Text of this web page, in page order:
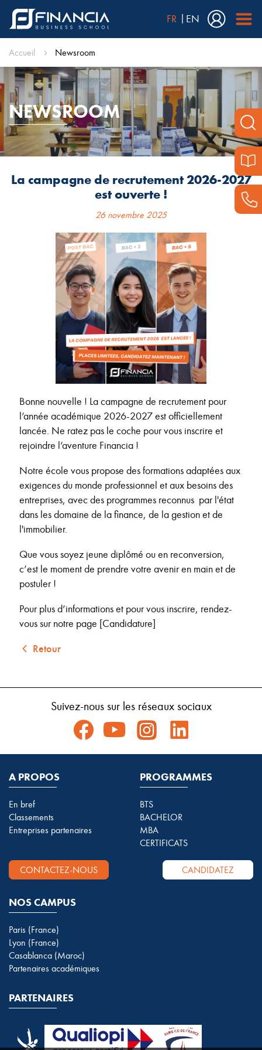
FR EN
Accueil Newsroom
NEWSROOM
La campagne de recrutement 2026-2027
est ouverte !
26 novembre 2025
Bonne nouvelle ! La campagne de recrutement pour
l’année académique 2026-2027 est officiellement
lancée. Ne ratez pas le coche pour vous inscrire et
rejoindre l’aventure Financia !
Notre école vous propose des formations adaptées aux
exigences du monde professionnel et aux besoins des
entreprises, avec des programmes reconnus par l'état
dans les domaine de la finance, de la gestion et de
l'immobilier.
Que vous soyez jeune diplômé ou en reconversion,
c’est le moment de prendre votre avenir en main et de
postuler !
Pour plus d’informations et pour vous inscrire, rendez-
vous sur notre page [Candidature]
Retour
Suivez-nous sur les réseaux sociaux
A PROPOS
En bref
Classements
Entreprises partenaires
PROGRAMMES
BTS
BACHELOR
MBA
CERTIFICATS
CONTACTEZ-NOUS CANDIDATEZ
NOS CAMPUS
Paris (France)
Lyon (France)
Casablanca (Maroc)
Partenaires académiques
PARTENAIRES